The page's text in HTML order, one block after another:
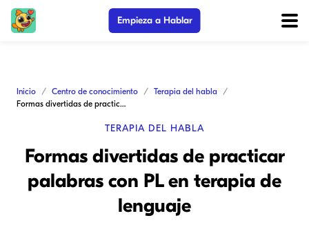
Empieza a Hablar
Inicio Centro de conocimiento
Terapia del habla
Formas divertidas de practicar palabras con PL en terapia de lenguaje
TERAPIA DEL HABLA
Formas divertidas de practicar
palabras con PL en terapia de
lenguaje